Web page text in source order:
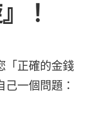
！
「正確的金錢
一個問題：